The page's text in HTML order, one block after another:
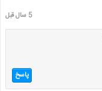
5 سال قبل
پاسخ